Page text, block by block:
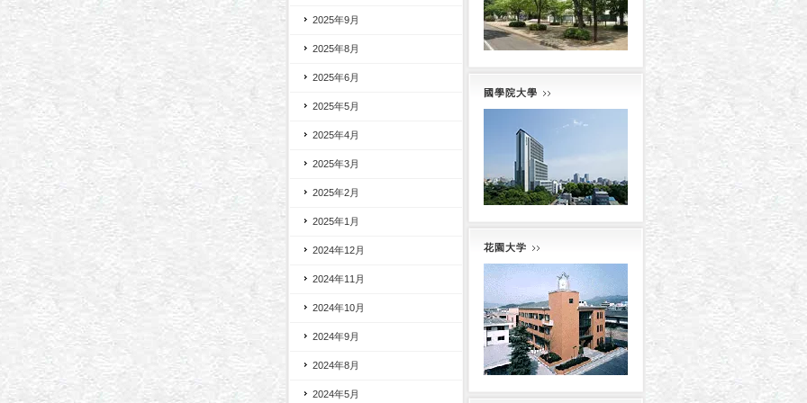
2025年9月
2025年8月
2025年6月
2025年5月
2025年4月
2025年3月
2025年2月
2025年1月
2024年12月
2024年11月
2024年10月
2024年9月
2024年8月
2024年5月
國學院大學
花園大学